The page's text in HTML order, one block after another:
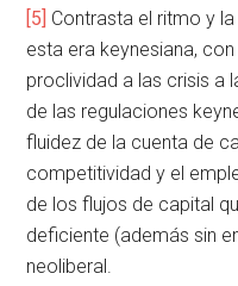
[5] Contrasta el ritmo y
esta era keynesiana,
proclividad a las crisis a
de las regulaciones
fluidez de la cuenta de
competitividad y el
de los flujos de capital
deficiente (además sin
neoliberal.